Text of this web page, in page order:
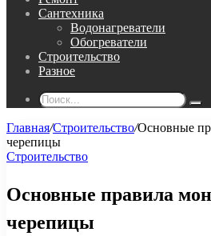
Сантехника
Водонагреватели
Обогреватели
Строительство
Разное
Главная/Строительство/Основные
черепицы
Строительство
Основные правила
черепицы